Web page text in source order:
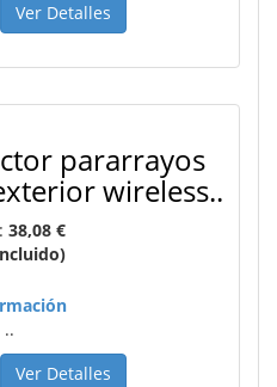
Ver Detalles
pararrayos
wireless..
38,08 €
..
Ver Detalles